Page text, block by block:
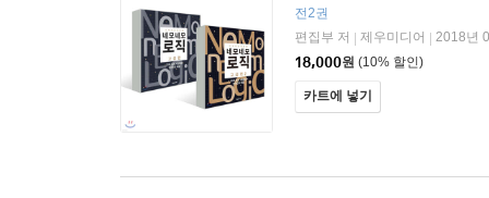
전2권
편집부 저
제우미디어
2018년
18,000원 (10% 할인)
카트에 넣기